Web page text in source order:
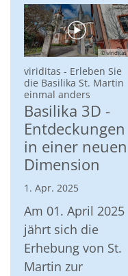
© viriditas
viriditas - Erleben Sie
die Basilika St. Martin
einmal anders
Basilika 3D -
Entdeckungen
in einer neuen
Dimension
1. Apr. 2025
Am 01. April 2025
jährt sich die
Erhebung von St.
Martin zur